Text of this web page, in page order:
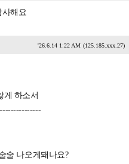
사해요
'26.6.14 1:22 AM (125.185.xxx.27)
게 하소서
술 나오게돼나요?